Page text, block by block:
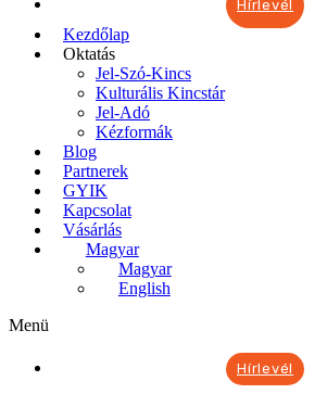
Hírlevél
Kezdőlap
Oktatás
Jel-Szó-Kincs
Kulturális Kincstár
Jel-Adó
Kézformák
Blog
Partnerek
GYIK
Kapcsolat
Vásárlás
Magyar
Magyar
English
Menü
Hírlevél